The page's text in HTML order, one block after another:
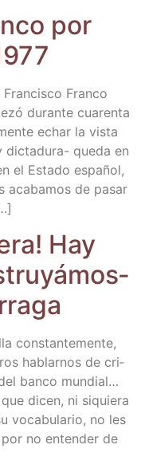
por
Fran­co
duran­te cua­ren­ta
echar la vis­ta
dic­­ta­­du­­ra- que­da en
el Esta­do espa­ñol,
aca­ba­mos de pasar
Hay
cons­tan­te­men­te,
hablar­nos de cri­
ban­co mun­dial…
dicen, ni siquie­ra
voca­bu­la­rio, no les
no enten­der de